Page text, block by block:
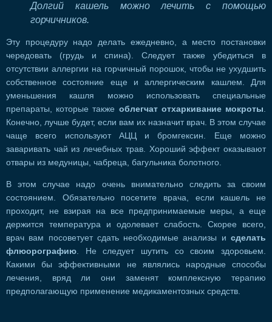
Долгий кашель можно лечить с помощью
горчичников.
Эту процедуру надо делать ежедневно, а место постановки
чередовать (грудь и спина). Следует также убедиться в
отсутствии аллергии на горчичный порошок, чтобы не ухудшить
собственное состояние еще и аллергическим кашлем. Для
уменьшения кашля можно использовать специальные
препараты, которые также облегчат отхаркивание мокроты
Конечно, лучше будет, если вам их назначит врач. В этом случае
чаще всего используют АЦЦ и бромгексин. Еще можно
заваривать чай из лечебных трав. Хороший эффект оказывают
отвары из медуницы, чабреца, багульника болотного.
В этом случае надо очень внимательно следить за своим
состоянием. Обязательно посетите врача, если кашель не
проходит, не взирая на все предпринимаемые меры, а еще
держится температура и одолевает слабость. Скорее всего,
врач вам посоветует сдать необходимые анализы и сделать
флюорографию . Не следует шутить со своим здоровьем.
Какими бы эффективными не являлись народные способы
лечения, вряд ли они заменят комплексную терапию
предполагающую применение медикаментозных средств.